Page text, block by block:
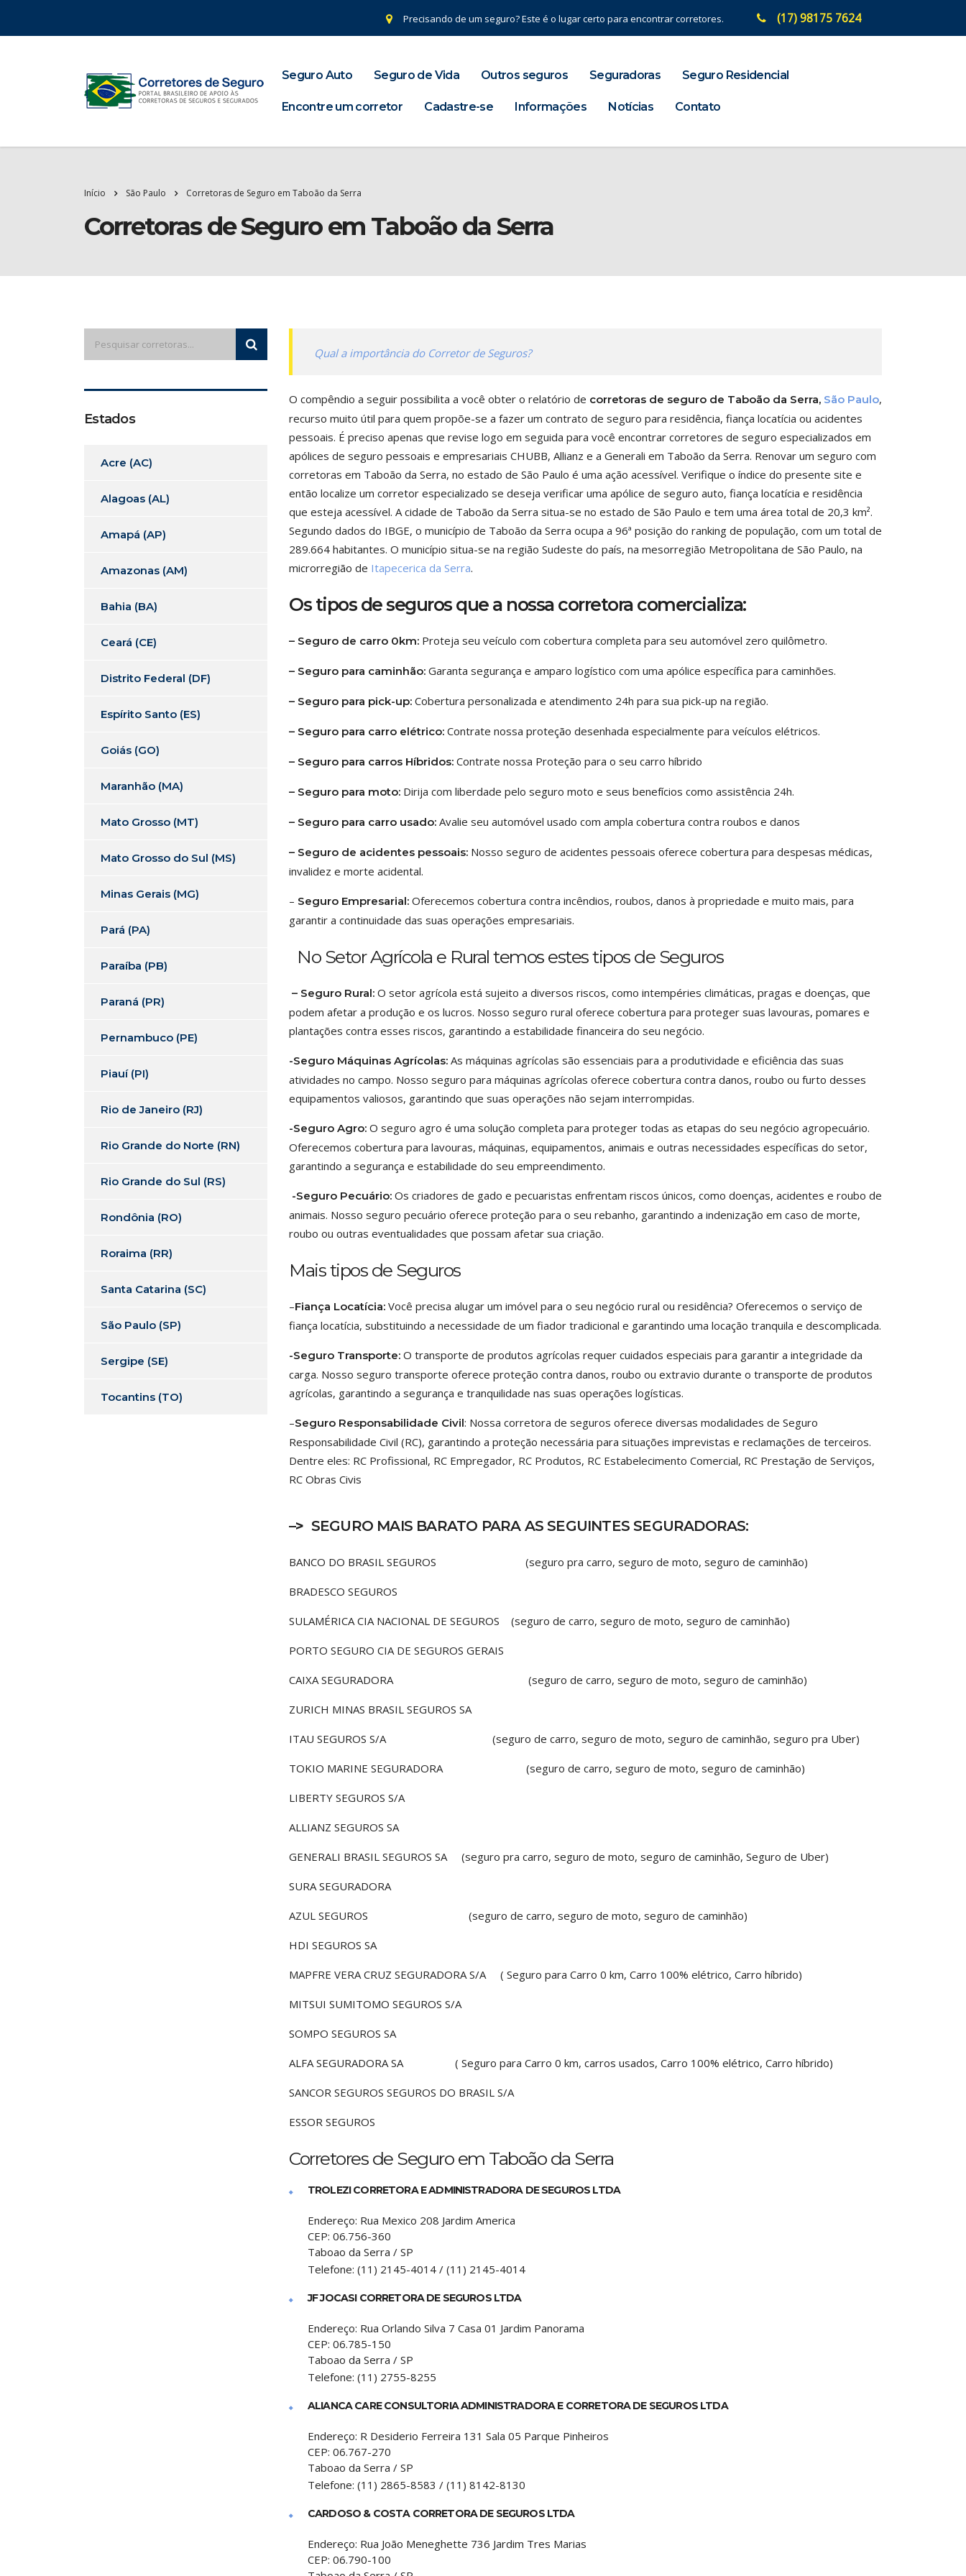
Precisando de um seguro? Este é o lugar certo para encontrar corretores. (17) 98175 7624
Seguro Auto Seguro de Vida Outros seguros Seguradoras Seguro Residencial
Encontre um corretor Cadastre-se Informações Notícias Contato
Início São Paulo Corretoras de Seguro em Taboão da Serra
Corretoras de Seguro em Taboão da Serra
Qual a importância do Corretor de Seguros?
O compêndio a seguir possibilita a você obter o relatório de corretoras de seguro de Taboão da Serra, São Paulo,
recurso muito útil para quem propõe-se a fazer um contrato de seguro para residência, fiança locatícia ou acidentes
pessoais. É preciso apenas que revise logo em seguida para você encontrar corretores de seguro especializados em
apólices de seguro pessoais e empresariais CHUBB, Allianz e a Generali em Taboão da Serra. Renovar um seguro com
corretoras em Taboão da Serra, no estado de São Paulo é uma ação acessível. Verifique o índice do presente site e
então localize um corretor especializado se deseja verificar uma apólice de seguro auto, fiança locatícia e residência
que esteja acessível. A cidade de Taboão da Serra situa-se no estado de São Paulo e tem uma área total de 20,3 km².
Segundo dados do IBGE, o município de Taboão da Serra ocupa a 96ª posição do ranking de população, com um total de
289.664 habitantes. O município situa-se na região Sudeste do país, na mesorregião Metropolitana de São Paulo, na
microrregião de Itapecerica da Serra.
Os tipos de seguros que a nossa corretora comercializa:
– Seguro de carro 0km: Proteja seu veículo com cobertura completa para seu automóvel zero quilômetro.
– Seguro para caminhão: Garanta segurança e amparo logístico com uma apólice específica para caminhões.
– Seguro para pick-up: Cobertura personalizada e atendimento 24h para sua pick-up na região.
– Seguro para carro elétrico: Contrate nossa proteção desenhada especialmente para veículos elétricos.
– Seguro para carros Híbridos: Contrate nossa Proteção para o seu carro híbrido
– Seguro para moto: Dirija com liberdade pelo seguro moto e seus benefícios como assistência 24h.
– Seguro para carro usado: Avalie seu automóvel usado com ampla cobertura contra roubos e danos
– Seguro de acidentes pessoais: Nosso seguro de acidentes pessoais oferece cobertura para despesas médicas,
invalidez e morte acidental.
– Seguro Empresarial: Oferecemos cobertura contra incêndios, roubos, danos à propriedade e muito mais, para
garantir a continuidade das suas operações empresariais.
No Setor Agrícola e Rural temos estes tipos de Seguros
– Seguro Rural: O setor agrícola está sujeito a diversos riscos, como intempéries climáticas, pragas e doenças, que
podem afetar a produção e os lucros. Nosso seguro rural oferece cobertura para proteger suas lavouras, pomares e
plantações contra esses riscos, garantindo a estabilidade financeira do seu negócio.
-Seguro Máquinas Agrícolas: As máquinas agrícolas são essenciais para a produtividade e eficiência das suas
atividades no campo. Nosso seguro para máquinas agrícolas oferece cobertura contra danos, roubo ou furto desses
equipamentos valiosos, garantindo que suas operações não sejam interrompidas.
-Seguro Agro: O seguro agro é uma solução completa para proteger todas as etapas do seu negócio agropecuário.
Oferecemos cobertura para lavouras, máquinas, equipamentos, animais e outras necessidades específicas do setor,
garantindo a segurança e estabilidade do seu empreendimento.
-Seguro Pecuário: Os criadores de gado e pecuaristas enfrentam riscos únicos, como doenças, acidentes e roubo de
animais. Nosso seguro pecuário oferece proteção para o seu rebanho, garantindo a indenização em caso de morte,
roubo ou outras eventualidades que possam afetar sua criação.
Mais tipos de Seguros
–Fiança Locatícia: Você precisa alugar um imóvel para o seu negócio rural ou residência? Oferecemos o serviço de
fiança locatícia, substituindo a necessidade de um fiador tradicional e garantindo uma locação tranquila e descomplicada.
-Seguro Transporte: O transporte de produtos agrícolas requer cuidados especiais para garantir a integridade da
carga. Nosso seguro transporte oferece proteção contra danos, roubo ou extravio durante o transporte de produtos
agrícolas, garantindo a segurança e tranquilidade nas suas operações logísticas.
–Seguro Responsabilidade Civil: Nossa corretora de seguros oferece diversas modalidades de Seguro
Responsabilidade Civil (RC), garantindo a proteção necessária para situações imprevistas e reclamações de terceiros.
Dentre eles: RC Profissional, RC Empregador, RC Produtos, RC Estabelecimento Comercial, RC Prestação de Serviços,
RC Obras Civis
–> SEGURO MAIS BARATO PARA AS SEGUINTES SEGURADORAS:
BANCO DO BRASIL SEGUROS (seguro pra carro, seguro de moto, seguro de caminhão)
BRADESCO SEGUROS
SULAMÉRICA CIA NACIONAL DE SEGUROS (seguro de carro, seguro de moto, seguro de caminhão)
PORTO SEGURO CIA DE SEGUROS GERAIS
CAIXA SEGURADORA (seguro de carro, seguro de moto, seguro de caminhão)
ZURICH MINAS BRASIL SEGUROS SA
ITAU SEGUROS S/A (seguro de carro, seguro de moto, seguro de caminhão, seguro pra Uber)
TOKIO MARINE SEGURADORA (seguro de carro, seguro de moto, seguro de caminhão)
LIBERTY SEGUROS S/A
ALLIANZ SEGUROS SA
GENERALI BRASIL SEGUROS SA (seguro pra carro, seguro de moto, seguro de caminhão, Seguro de Uber)
SURA SEGURADORA
AZUL SEGUROS (seguro de carro, seguro de moto, seguro de caminhão)
HDI SEGUROS SA
MAPFRE VERA CRUZ SEGURADORA S/A ( Seguro para Carro 0 km, Carro 100% elétrico, Carro híbrido)
MITSUI SUMITOMO SEGUROS S/A
SOMPO SEGUROS SA
ALFA SEGURADORA SA ( Seguro para Carro 0 km, carros usados, Carro 100% elétrico, Carro híbrido)
SANCOR SEGUROS SEGUROS DO BRASIL S/A
ESSOR SEGUROS
Corretores de Seguro em Taboão da Serra
TROLEZI CORRETORA E ADMINISTRADORA DE SEGUROS LTDA
Endereço: Rua Mexico 208 Jardim America
CEP: 06.756-360
Taboao da Serra / SP
Telefone: (11) 2145-4014 / (11) 2145-4014
JF JOCASI CORRETORA DE SEGUROS LTDA
Endereço: Rua Orlando Silva 7 Casa 01 Jardim Panorama
CEP: 06.785-150
Taboao da Serra / SP
Telefone: (11) 2755-8255
ALIANCA CARE CONSULTORIA ADMINISTRADORA E CORRETORA DE SEGUROS LTDA
Endereço: R Desiderio Ferreira 131 Sala 05 Parque Pinheiros
CEP: 06.767-270
Taboao da Serra / SP
Telefone: (11) 2865-8583 / (11) 8142-8130
CARDOSO & COSTA CORRETORA DE SEGUROS LTDA
Endereço: Rua João Meneghette 736 Jardim Tres Marias
CEP: 06.790-100
Estados
Acre (AC)
Alagoas (AL)
Amapá (AP)
Amazonas (AM)
Bahia (BA)
Ceará (CE)
Distrito Federal (DF)
Espírito Santo (ES)
Goiás (GO)
Maranhão (MA)
Mato Grosso (MT)
Mato Grosso do Sul (MS)
Minas Gerais (MG)
Pará (PA)
Paraíba (PB)
Paraná (PR)
Pernambuco (PE)
Piauí (PI)
Rio de Janeiro (RJ)
Rio Grande do Norte (RN)
Rio Grande do Sul (RS)
Rondônia (RO)
Roraima (RR)
Santa Catarina (SC)
São Paulo (SP)
Sergipe (SE)
Tocantins (TO)